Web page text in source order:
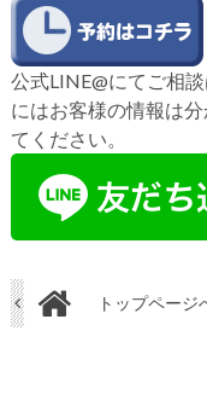
公式LINE@にてご相
にはお客様の情報は
てください。
トップページ